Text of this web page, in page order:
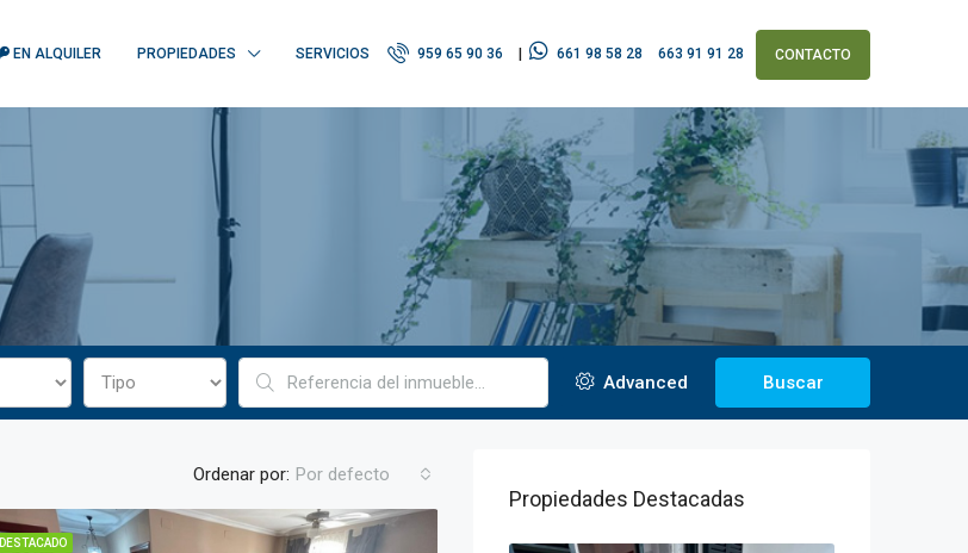
EN ALQUILER PROPIEDADES SERVICIOS 959 65 90 36 661 98 58 28 663 91 91 28 CONTACTO
Advanced Buscar
Ordenar por: Por defecto
DESTACADO
Propiedades Destacadas